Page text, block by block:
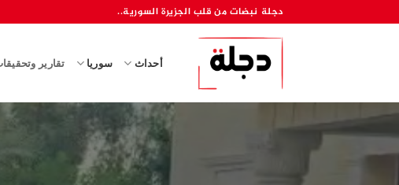
للمحتوى
دجلة نبضات من قلب الجزيرة السورية..
أحداث سوريا تقارير